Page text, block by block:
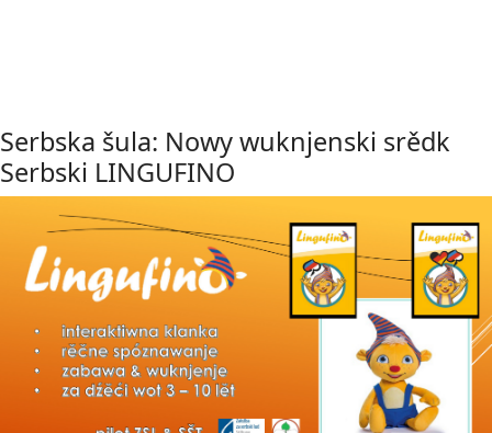
Serbska šula: Nowy wuknjenski srědk
Serbski LINGUFINO